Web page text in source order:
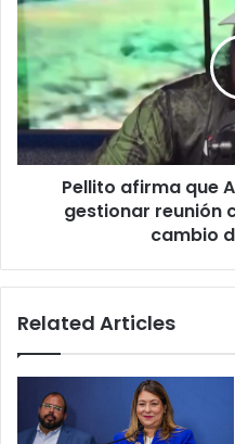
que
Nazario
le
ofreció
gestionar
reunión
cambio
disculpas
Pellito afirma que
gestionar reunión
cambio
Related Articles